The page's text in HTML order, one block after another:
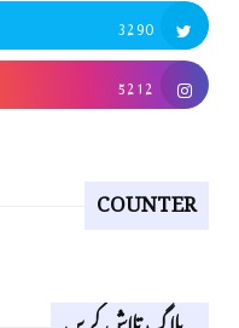
3290
5212
COUNTER